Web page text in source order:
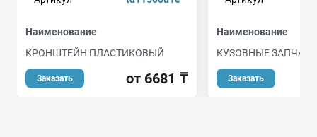
Наименование
КРОНШТЕЙН ПЛАСТИКОВЫЙ
Заказать от 6681 ₸
Наименование
КУЗОВНЫЕ
Заказать